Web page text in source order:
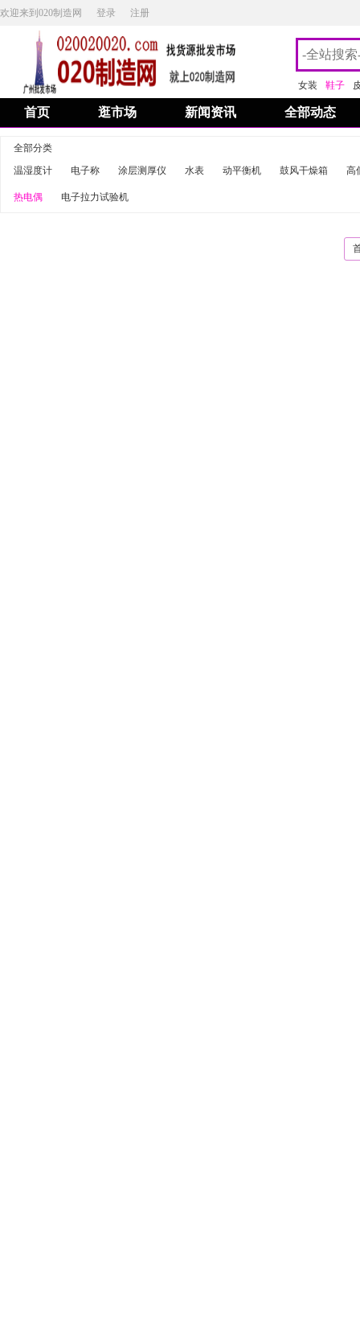
欢迎来到020制造网 登录 注册
女装 鞋子
首页 逛市场 新闻资讯 全部动态
全部分类
温湿度计
电子称 涂层测厚仪 水表 动平衡机 鼓风干燥箱 高
热电偶 电子拉力试验机